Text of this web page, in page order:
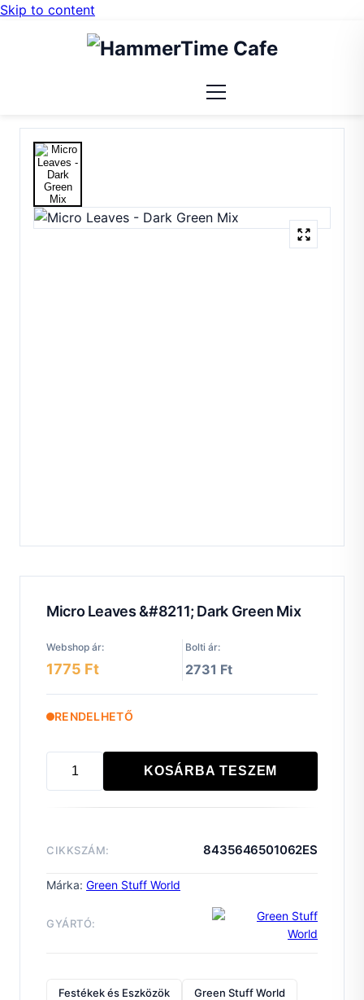
Skip to content
Micro Leaves &#8211; Dark Green Mix
Webshop ár: Bolti ár:
1775 Ft 2731 Ft
RENDELHETŐ
Micro
Mix
KOSÁRBA TESZEM
CIKKSZÁM: 8435646501062ES
Márka: Green Stuff World
GYÁRTÓ:
Festékek és Eszközök Green Stuff World